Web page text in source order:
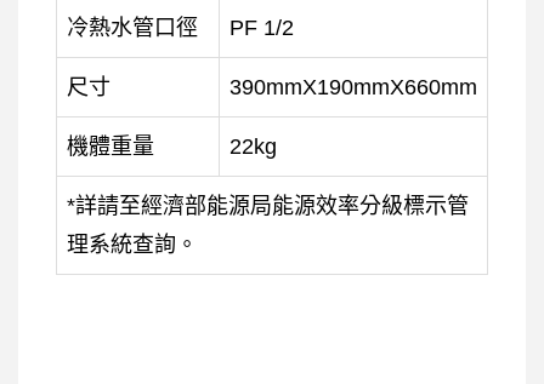
冷熱水管口徑 PF 1/2
尺寸 390mmX190mmX660mm
機體重量 22kg
*詳請至經濟部能源局能源效率分級標示管
理系統查詢。